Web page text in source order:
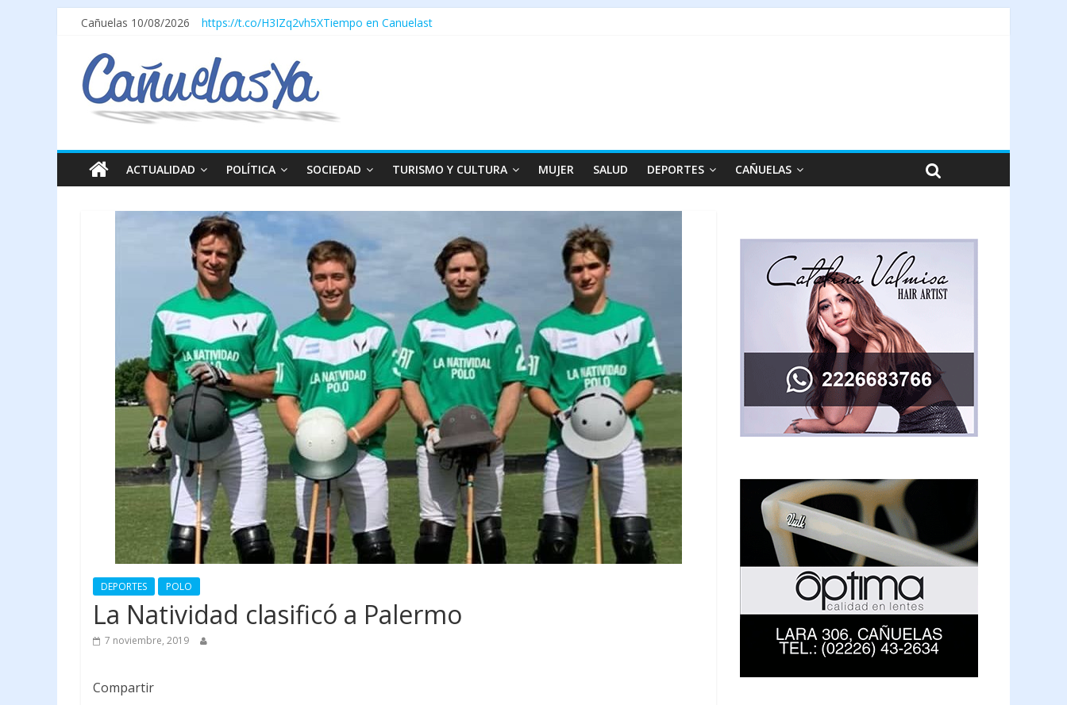
Cañuelas 10/08/2026 https://t.co/H3IZq2vh5XTiempo en Canuelast
ACTUALIDAD POLÍTICA SOCIEDAD TURISMO Y CULTURA MUJER SALUD DEPORTES CAÑUELAS
DEPORTES POLO
La Natividad clasificó a Palermo
7 noviembre, 2019
Compartir